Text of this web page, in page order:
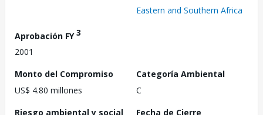
Eastern and Southern Africa
Aprobación FY3
2001
Monto del Compromiso
US$ 4.80 millones
Categoría Ambiental
C
Riesgo ambiental y social
Fecha de Cierre